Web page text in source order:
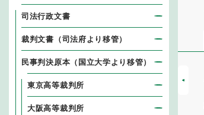
司法行政文書
裁判文書（司法府より移管）
民事判決原本（国立大学より移管）
東京高等裁判所
大阪高等裁判所